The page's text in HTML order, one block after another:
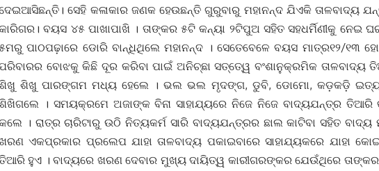
ସେହି କଳାକାର ଜଣକ ହେଉଛନ୍ତି ଗୁରୁବାରୁ ମହାନନ୍ଦ ଯିଏକି ତାଳବାଦ୍ୟ
ବୟସ ୪୫ ପାଖାପାଖି । ତାଙ୍କର ୫ଟି କନ୍ୟା ୨ଟିପୁଅ ସହିତ ସହଧର୍ମିଣୀକୁ ନେଇ
ପାଠପଢ଼ାରେ ଡୋରି ବାନ୍ଧିଥିଲେ ମହାନନ୍ଦ । ସେତେବେଳେ ବୟସ ମାତ୍ର୧୨/୧୩
ବୋଝକୁ କିଛି ଦୂର କରିବା ପାଇଁ ଅନିଚ୍ଛା ସତ୍ତେ୍ୱ ବଂଶାନୁକ୍ରମିକ ତାଳବାଦ୍ୟ
ଶିଖୁ ପାରଙ୍ଗମ ମଧ୍ୟ ହେଲେ । ଭଲ ଭଲ ମୃଦଙ୍ଗ, ଡୁବି, ଡୋମୋ, କଡ଼କଡ଼ି
। ସମୟକ୍ରମେ ଅଜାଙ୍କ ବିନା ସାହାଯ୍ୟରେ ନିଜେ ନିଜେ ବାଦ୍ୟଯନ୍ତ୍ର
। ରାତ୍ର ଚାରିଟାରୁ ଉଠି ନିତ୍ୟକର୍ମ ସାରି ବାଦ୍ୟଯନ୍ତ୍ରର ଛାଲ କାଟିବା ସହିତ
ଏକପ୍ରକାର ପ୍ରଲେପ ଯାହା ତାଳବାଦ୍ୟ ପକାଇବାରେ ସାହାଯ୍ୟକରେ ଯାହା
ହୁଏ । ବାଦ୍ୟରେ ଖରଣ ଦେବାର ମୁଖ୍ୟ ଦାୟିତ୍ୱ କାରୀଗରଙ୍କର ଯେଉଁଥିରେ ତାଙ୍କର